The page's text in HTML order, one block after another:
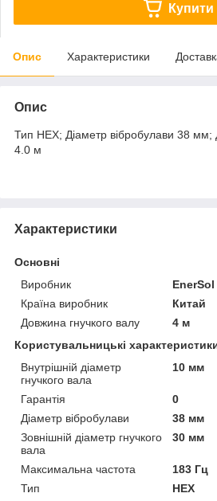
Купити
Опис Характеристики
Опис
Тип HEX; Діаметр вібробулави 38 мм;
4.0 м
Характеристики
Основні
Виробник
EnerSol
Країна виробник
Китай
Довжина гнучкого валу
4 м
Користувальницькі
Внутрішній діаметр
гнучкого вала
10 мм
Гарантія
0
Діаметр вібробулави
38 мм
Зовнішній діаметр гнучкого
вала
30 мм
Максимальна частота
183 Гц
Тип
HEX